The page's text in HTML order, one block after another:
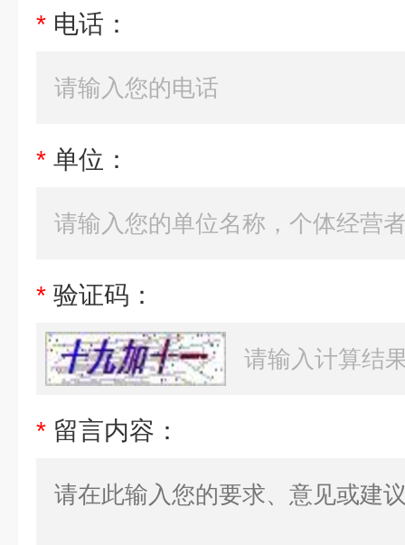
* 电话：
* 单位：
* 验证码：
* 留言内容：